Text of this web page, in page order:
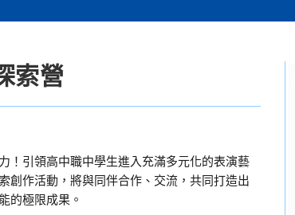
索營
！引領高中職中學生進入充滿多元化的表演藝
創作活動，將與同伴合作、交流，共同打造出
的極限成果。